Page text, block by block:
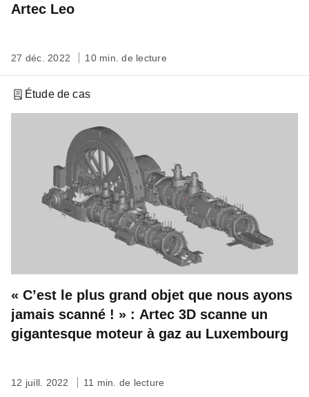
Artec Leo
27 déc. 2022 10 min. de lecture
Étude de cas
« C’est le plus grand objet que nous ayons
jamais scanné ! » : Artec 3D scanne un
gigantesque moteur à gaz au Luxembourg
12 juill. 2022 11 min. de lecture